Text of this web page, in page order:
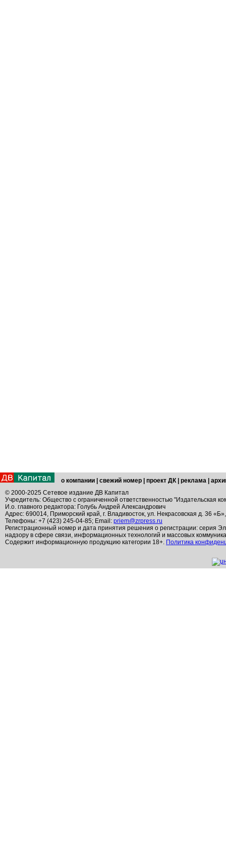
о компании свежий номер проект ДК реклама
© 2000-2025 Сетевое издание ДВ Капитал
Учредитель: Общество с ограниченной ответственностью "Издательская
И.о. главного редактора: Голубь Андрей Александрович
Адрес: 690014, Приморский край, г. Владивосток, ул. Некрасовская д. 36
Телефоны: +7 (423) 245-04-85; Email: priem@zrpress.ru
Регистрационный номер и дата принятия решения о регистрации: серия
надзору в сфере связи, информационных технологий и массовых
Содержит информационную продукцию категории 18+. Политика